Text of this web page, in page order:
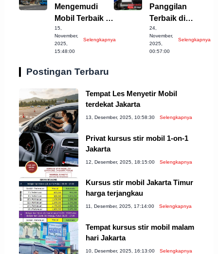
Mengemudi
Mobil Terbaik di
Kota Bogor
yang Wajib
Dicoba
15,
November,
2025,
15:48:00
Selengkapnya
Panggilan
Terbaik di
Temanggung
untuk Anda
Coba!
24,
November,
2025,
00:57:00
Selengkapnya
Postingan Terbaru
Tempat Les Menyetir Mobil
terdekat Jakarta
13, Desember, 2025, 10:58:30 Selengkapnya
Privat kursus stir mobil 1-on-1
Jakarta
12, Desember, 2025, 18:15:00 Selengkapnya
Kursus stir mobil Jakarta Timur
harga terjangkau
11, Desember, 2025, 17:14:00 Selengkapnya
Tempat kursus stir mobil malam
hari Jakarta
10, Desember, 2025, 16:13:00 Selengkapnya